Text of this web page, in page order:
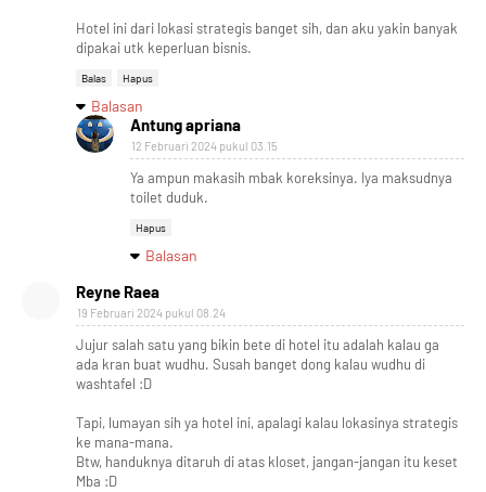
Hotel ini dari lokasi strategis banget sih, dan aku yakin banyak
dipakai utk keperluan bisnis.
Balas Hapus
Balasan
Antung apriana
12 Februari 2024 pukul 03.15
Ya ampun makasih mbak koreksinya. Iya maksudnya
toilet duduk.
Hapus
Balasan
Reyne Raea
19 Februari 2024 pukul 08.24
Jujur salah satu yang bikin bete di hotel itu adalah kalau ga
ada kran buat wudhu. Susah banget dong kalau wudhu di
washtafel :D
Tapi, lumayan sih ya hotel ini, apalagi kalau lokasinya strategis
ke mana-mana.
Btw, handuknya ditaruh di atas kloset, jangan-jangan itu keset
Mba :D